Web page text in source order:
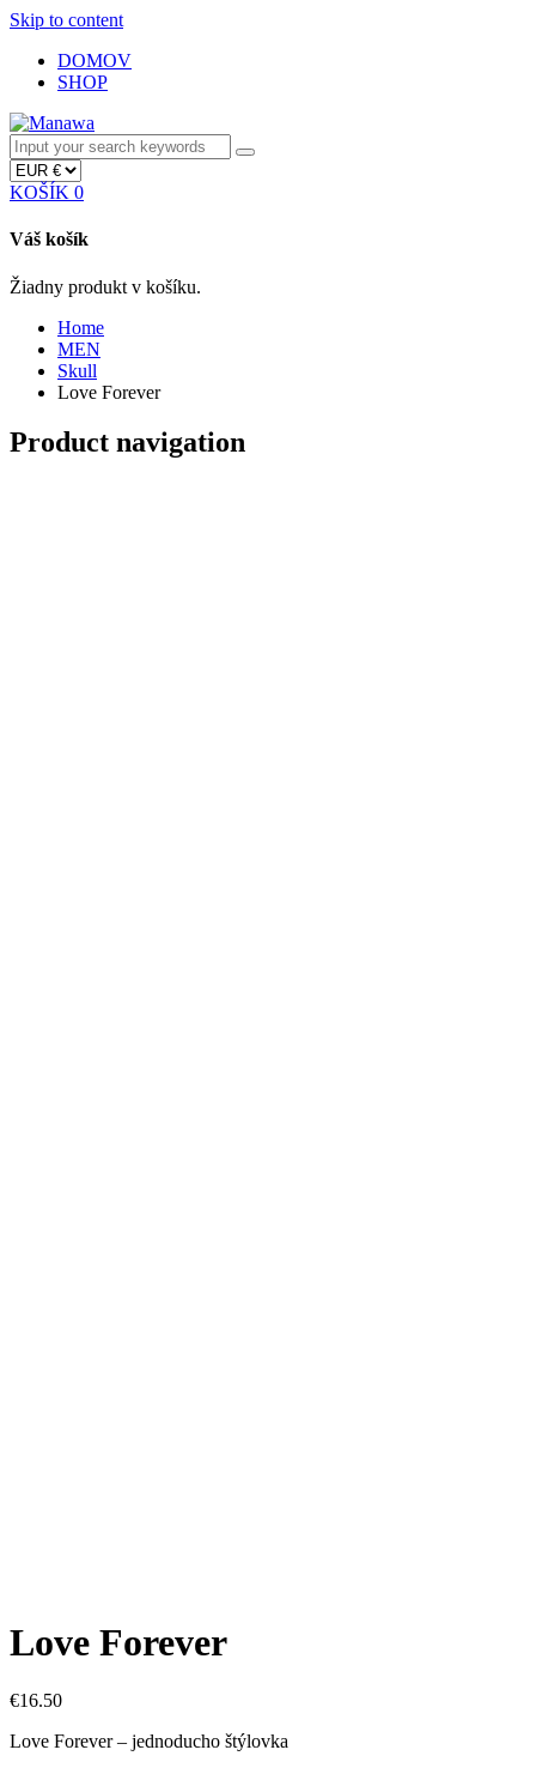
Skip to content
DOMOV
SHOP
KOŠÍK 0
Váš košík
Žiadny produkt v košíku.
Home
MEN
Skull
Love Forever
Product navigation
Love Forever
€16.50
Love Forever – jednoducho štýlovka